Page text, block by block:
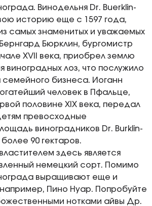
Винодельня Dr. Buerklin-
историю еще с 1597 года,
самых знаменитых и уважаемых
Бюрклин, бургомистр
XVII века, приобрел землю
виноградных лоз, что послужило
бизнеса. Иоганн
человек в Пфальце,
половине XIX века, передал
превосходные
виноградников Dr. Burklin-
90 гектаров.
здесь является
немецкий сорт. Помимо
выращивают еще и
Пино Нуар. Попробуйте
нотками айвы Др.